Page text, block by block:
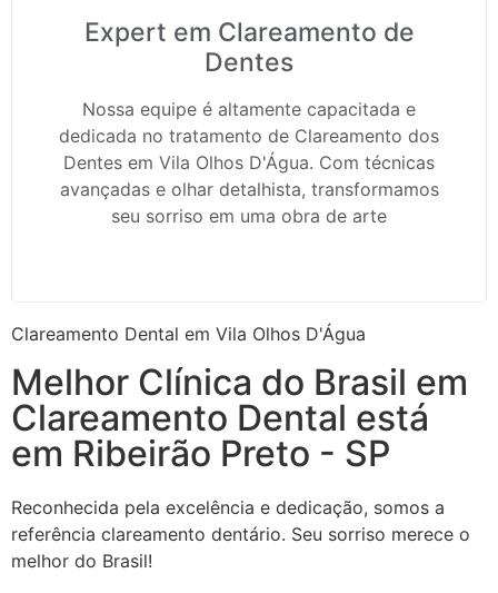
Expert em Clareamento de
Dentes
Nossa equipe é altamente capacitada e
dedicada no tratamento de Clareamento dos
Dentes em Vila Olhos D'Água. Com técnicas
avançadas e olhar detalhista, transformamos
seu sorriso em uma obra de arte
Clareamento Dental em Vila Olhos D'Água
Melhor Clínica do Brasil em
Clareamento Dental está
em Ribeirão Preto - SP
Reconhecida pela excelência e dedicação, somos a
referência clareamento dentário. Seu sorriso merece o
melhor do Brasil!